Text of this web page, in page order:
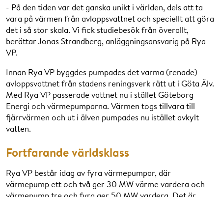
- På den tiden var det ganska unikt i världen, dels att ta
vara på värmen från avloppsvattnet och speciellt att göra
det i så stor skala. Vi fick studiebesök från överallt,
berättar Jonas Strandberg, anläggningsansvarig på Rya
VP.
Innan Rya VP byggdes pumpades det varma (renade)
avloppsvattnet från stadens reningsverk rätt ut i Göta Älv.
Med Rya VP passerade vattnet nu i stället Göteborg
Energi och värmepumparna. Värmen togs tillvara till
fjärrvärmen och ut i älven pumpades nu istället avkylt
vatten.
Fortfarande världsklass
Rya VP består idag av fyra värmepumpar, där
värmepump ett och två ger 30 MW värme vardera och